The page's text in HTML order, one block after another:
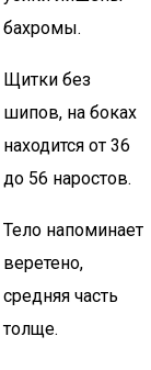
бахромы.
Щитки без
шипов, на боках
находится от 36
до 56 наростов.
Тело напоминает
веретено,
средняя часть
толще.